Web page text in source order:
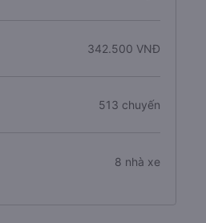
342.500 VNĐ
513 chuyến
8 nhà xe